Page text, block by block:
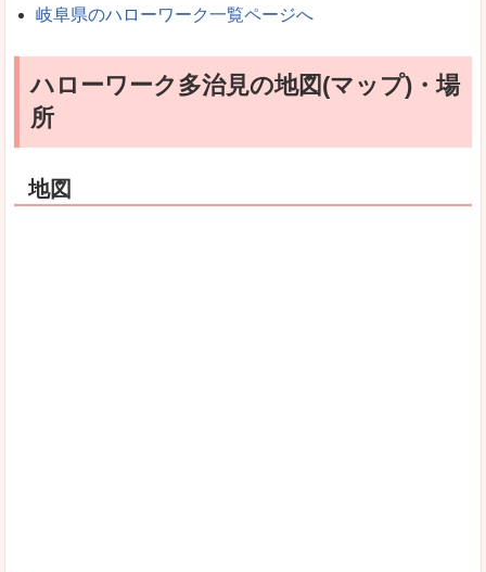
岐阜県のハローワーク一覧ページへ
ハローワーク多治見の地図(マップ)・場
所
地図